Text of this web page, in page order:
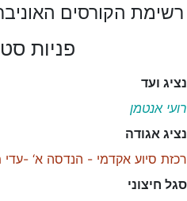
רשימת הקורסים
פניות
נציג ועד
רועי אנטמן
נציג אגודה
רכזת סיוע אקדמי - הנדסה א‘ -עדי
סגל חיצוני